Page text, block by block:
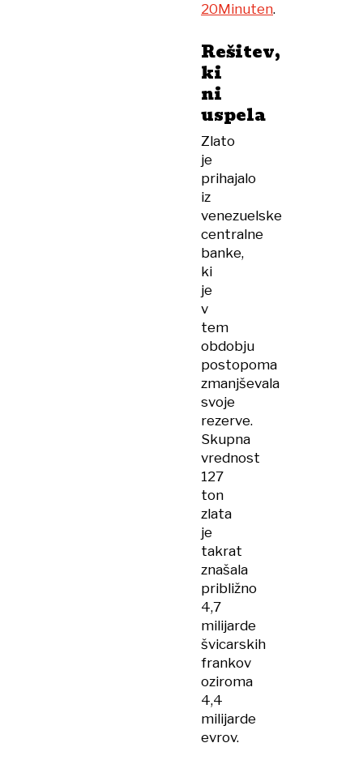
20Minuten.
Rešitev,
ki
ni
uspela
Zlato
je
prihajalo
iz
venezuelske
centralne
banke,
ki
je
v
tem
obdobju
postopoma
zmanjševala
svoje
rezerve.
Skupna
vrednost
127
ton
zlata
je
takrat
znašala
približno
4,7
milijarde
švicarskih
frankov
oziroma
4,4
milijarde
evrov.